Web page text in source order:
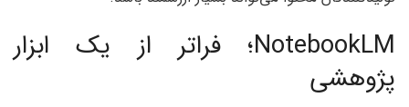
NotebookLM؛ فراتر از یک ابزار
پژوهشی